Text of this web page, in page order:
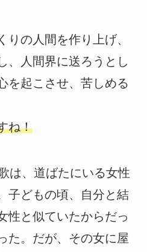
りの人間を作り上げ、
、人間界に送ろうとし
を起こさせ、苦しめる
ね！
は、道ばたにいる女性
子どもの頃、自分と結
性と似ていたからだっ
た。だが、その女に屋